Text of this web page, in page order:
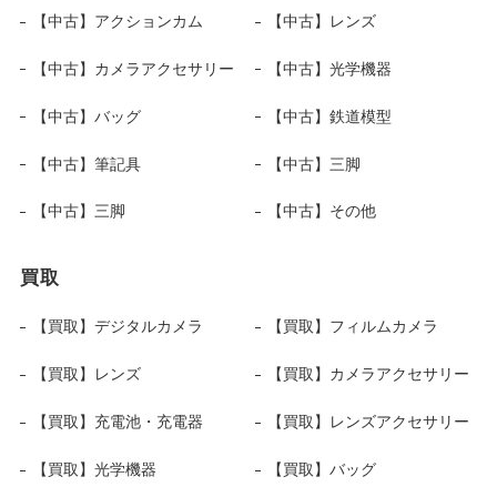
【中古】アクションカム 【中古】レンズ
【中古】カメラアクセサリー 【中古】光学機器
【中古】バッグ 【中古】鉄道模型
【中古】筆記具 【中古】三脚
【中古】三脚 【中古】その他
買取
【買取】デジタルカメラ 【買取】フィルムカメラ
【買取】レンズ 【買取】カメラアクセサリー
【買取】充電池・充電器 【買取】レンズアクセサリー
【買取】光学機器 【買取】バッグ